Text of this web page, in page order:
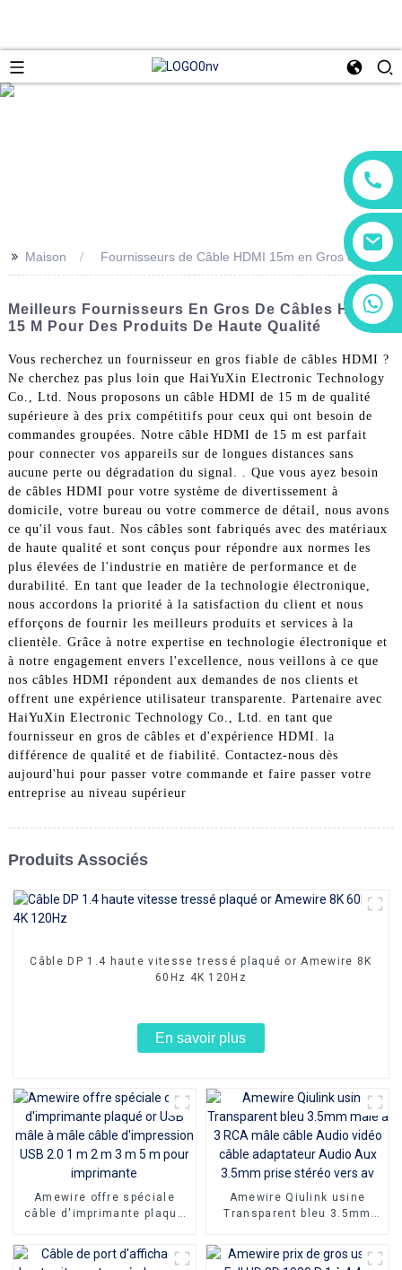
+86 18602095014
>> Maison Fournisseurs de Câble HDMI 15m en Gros de
Meilleurs Fournisseurs En Gros De Câbles HDMI
15 M Pour Des Produits De Haute Qualité
Vous recherchez un fournisseur en gros fiable de câbles HDMI ?
Ne cherchez pas plus loin que HaiYuXin Electronic Technology
Co., Ltd. Nous proposons un câble HDMI de 15 m de qualité
supérieure à des prix compétitifs pour ceux qui ont besoin de
commandes groupées. Notre câble HDMI de 15 m est parfait
pour connecter vos appareils sur de longues distances sans
aucune perte ou dégradation du signal. . Que vous ayez besoin
de câbles HDMI pour votre système de divertissement à
domicile, votre bureau ou votre commerce de détail, nous avons
ce qu'il vous faut. Nos câbles sont fabriqués avec des matériaux
de haute qualité et sont conçus pour répondre aux normes les
plus élevées de l'industrie en matière de performance et de
durabilité. En tant que leader de la technologie électronique,
nous accordons la priorité à la satisfaction du client et nous
efforçons de fournir les meilleurs produits et services à la
clientèle. Grâce à notre expertise en technologie électronique et
à notre engagement envers l'excellence, nous veillons à ce que
nos câbles HDMI répondent aux demandes de nos clients et
offrent une expérience utilisateur transparente. Partenaire avec
HaiYuXin Electronic Technology Co., Ltd. en tant que
fournisseur en gros de câbles et d'expérience HDMI. la
différence de qualité et de fiabilité. Contactez-nous dès
aujourd'hui pour passer votre commande et faire passer votre
entreprise au niveau supérieur
Produits Associés
Câble DP 1.4 haute vitesse tressé plaqué or Amewire 8K
60Hz 4K 120Hz
En savoir plus
Amewire offre spéciale
câble d'imprimante plaqué
d'impression USB 2.0 1 m 2
m 3 m 5 m pour imprimante
Amewire Qiulink usine
Transparent bleu 3.5mm
Audio vidéo câble
adaptateur Audio Aux